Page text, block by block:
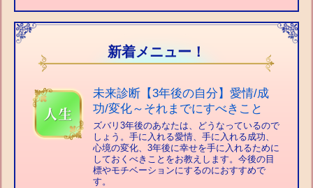
新着メニュー！
未来診断【3年後の自分】愛情/成
功/変化～それまでにすべきこと
ズバリ3年後のあなたは、どうなっているので
しょう。手に入れる愛情、手に入れる成功、
心境の変化、3年後に幸せを手に入れるために
しておくべきことをお教えします。今後の目
標やモチベーションにするのにおすすめで
す。